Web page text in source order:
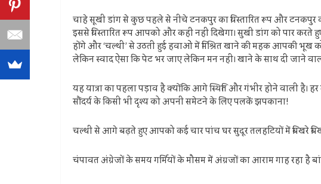
चाहे सूखी डांग से कुछ पहले से नीचे टनकपुर का विस्तारित रूप और
इससे विस्तारित रूप आपको और कहीं नही दिखेगा। सुखी डांग को पार
होंगे और ‘चल्थी’ से उठती हुई हवाओं में मिश्रित खाने की महक आपकी भूख
लेकिन स्वाद ऐसा कि पेट भर जाए लेकिन मन नही। खाने के साथ दी जाने
यह यात्रा का पहला पड़ाव है क्योंकि आगे स्थिति और गंभीर होने वाली
सौंदर्य के किसी भी दृश्य को अपनी समेटने के लिए पलकें झपकाना!
चल्थी से आगे बढ़ते हुए आपको कई चार पांच घर सुदूर तलहटियों में बिखरे
चंपावत अंग्रेजों के समय गर्मियों के मौसम में अंग्रजों का आराम गाह रहा है